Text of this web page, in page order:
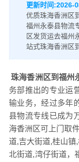
更新时间:2026-
优质珠海香洲区
福州永泰县物流
区发货运去福州
站式珠海香洲区
珠海香洲区到福州
务部推出的专业运
输业务，经过多年
县物流专线已成为
海香洲区可上门取
道,吉大街道,桂山镇
北街道,湾仔街道，